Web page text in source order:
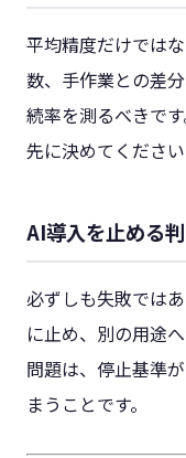
平均精度だけでは
数、手作業との差
続率を測るべきで
先に決めてください
AI導入を止める
必ずしも失敗では
に止め、別の用途
問題は、停止基準
まうことです。